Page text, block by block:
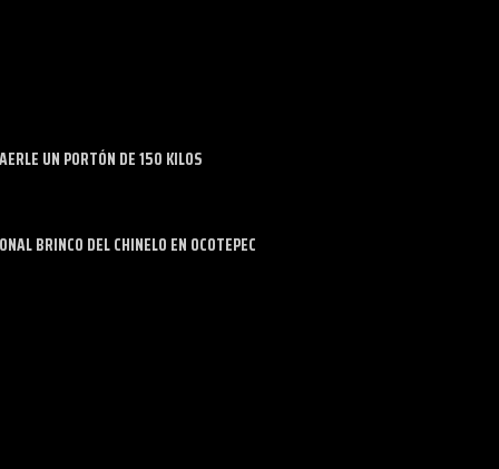
UN PORTÓN DE 150 KILOS
BRINCO DEL CHINELO EN OCOTEPEC